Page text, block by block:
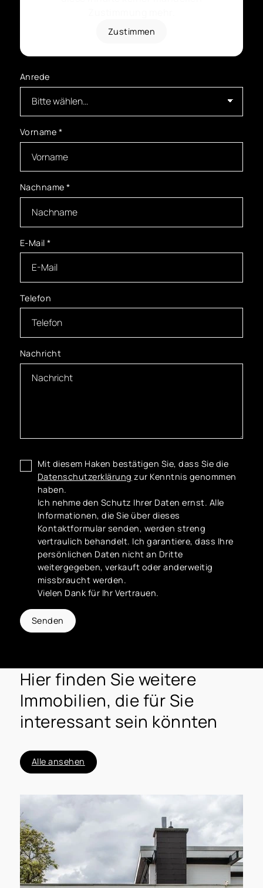
Zustimmen
Anrede
Vorname *
Nachname*
E-Mail*
Telefon
Nachricht
Mit diesem Haken bestätigen Sie, dass Sie die
Datenschutzerklärung zur Kenntnis genommen
haben.
Ich nehme den Schutz Ihrer Daten ernst. Alle
Informationen, die Sie über dieses
Kontaktformular senden, werden streng
vertraulich behandelt. Ich garantiere, dass Ihre
persönlichen Daten nicht an Dritte
weitergegeben, verkauft oder anderweitig
missbraucht werden.
Vielen Dank für Ihr Vertrauen.
Senden
Hier finden Sie weitere
Immobilien, die für Sie
interessant sein könnten
Alle ansehen